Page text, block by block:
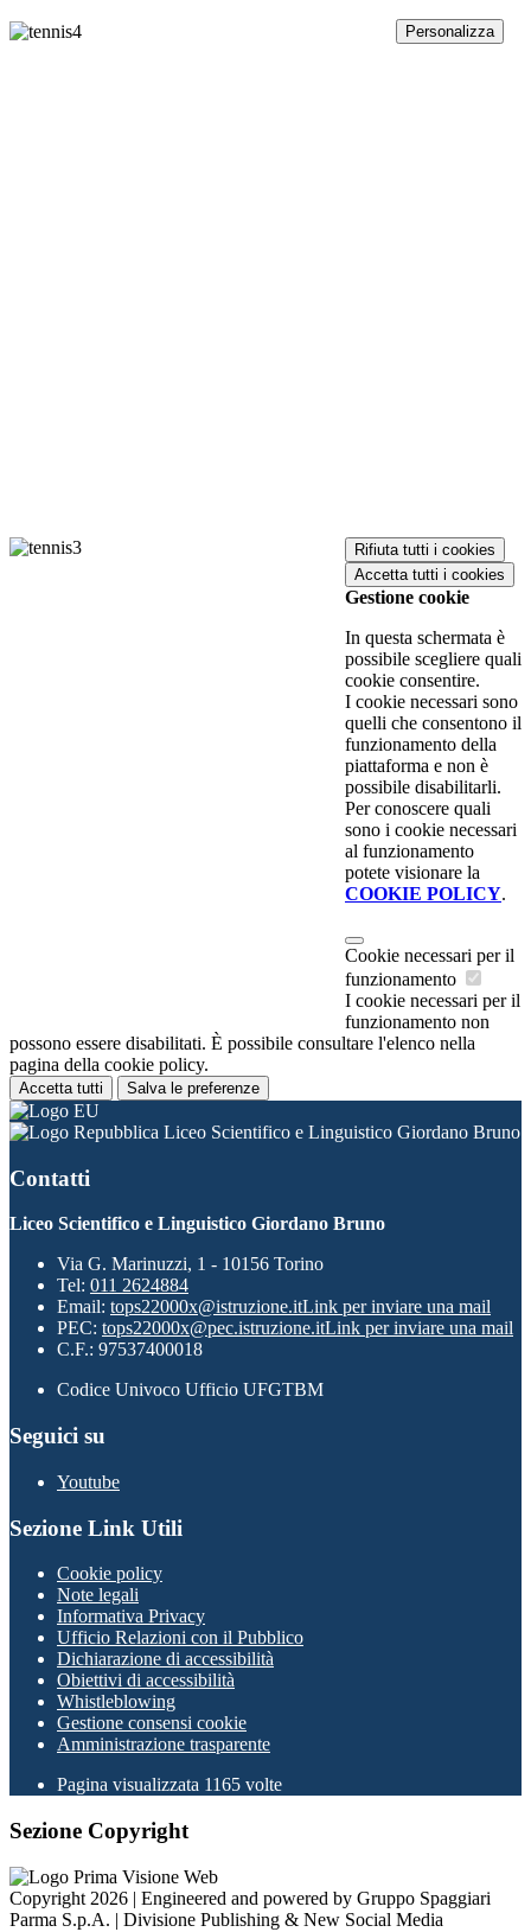
Personalizza
Rifiuta tutti i cookies
Accetta tutti i cookies
Gestione cookie
In questa schermata è
possibile scegliere quali
cookie consentire.
I cookie necessari sono
quelli che consentono il
funzionamento della
piattaforma e non è
possibile disabilitarli.
Per conoscere quali
sono i cookie necessari
al funzionamento
potete visionare la
COOKIE POLICY.
Cookie necessari per il
funzionamento
I cookie necessari per il
funzionamento non
possono essere disabilitati. È possibile consultare l'elenco nella
pagina della cookie policy.
Accetta tutti Salva le preferenze
Liceo Scientifico e Linguistico Giordano Bruno
Contatti
Liceo Scientifico e Linguistico Giordano Bruno
Via G. Marinuzzi, 1 - 10156 Torino
Tel: 011 2624884
Email: tops22000x@istruzione.itLink per inviare una mail
PEC: tops22000x@pec.istruzione.itLink per inviare una mail
C.F.: 97537400018
Codice Univoco Ufficio UFGTBM
Seguici su
Youtube
Sezione Link Utili
Cookie policy
Note legali
Informativa Privacy
Ufficio Relazioni con il Pubblico
Dichiarazione di accessibilità
Obiettivi di accessibilità
Whistleblowing
Gestione consensi cookie
Amministrazione trasparente
Pagina visualizzata 1165 volte
Sezione Copyright
Copyright 2026 | Engineered and powered by Gruppo Spaggiari
Parma S.p.A. | Divisione Publishing & New Social Media